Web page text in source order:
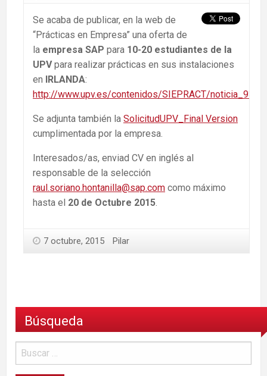
Se acaba de publicar, en la web de
“Prácticas en Empresa” una oferta de
la empresa SAP para 10-20 estudiantes de la
UPVpara realizar prácticas en sus instalaciones
en IRLANDA:
http://www.upv.es/contenidos/SIEPRACT/
Se adjunta también la SolicitudUPV_Final Version
cumplimentada por la empresa.
Interesados/as, enviad CV en inglés al
responsable de la selección
raul.soriano.hontanilla@sap.com como máximo
hasta el 20 de Octubre 2015
7 octubre, 2015 Pilar
Búsqueda